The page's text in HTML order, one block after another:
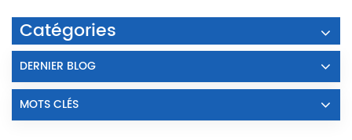
Catégories
DERNIER BLOG
MOTS CLÉS